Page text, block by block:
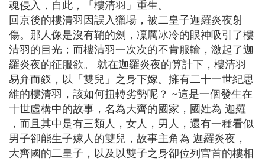
魂侵入，自此，「樓清羽」重生。
回京後的樓清羽因誤入獵場，被二皇子迦羅炎夜射
傷。那人像是沒有鞘的劍，凜厲冰冷的眼神吸引了樓
清羽的目光；而樓清羽一次次的不肯服輸，激起了迦
羅炎夜的征服欲。 就在迦羅炎夜的算計下，樓清羽
易弁而釵，以「雙兒」之身下嫁。擁有二十一世紀思
維的樓清羽，該如何扭轉劣勢呢？ ~這是一個發生在
十世虛構中的故事，名為大齊的國家，國姓為 迦羅
，而且其中是有三類人，女人，男人，還有一種看似
男子卻能生子嫁人的雙兒，故事主角為 迦羅炎夜，
大齊國的二皇子，以及以雙子之身卻位列官首的樓相